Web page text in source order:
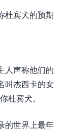
杜宾犬的预期
人声称他们的
叫杰西卡的女
杜宾犬。
的世界上最年